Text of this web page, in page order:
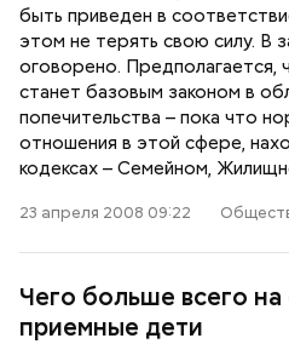
быть приведен в
этом не терять свою силу. В
оговорено. Предполагается,
станет базовым законом в
попечительства – пока что
отношения в этой сфере,
кодексах – Семейном,
23 апреля 2008 09:22
Чего больше всего на
приемные дети